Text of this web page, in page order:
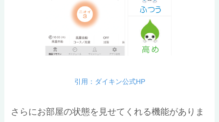
引用：ダイキン公式HP
さらにお部屋の状態を見せてくれる機能がありま